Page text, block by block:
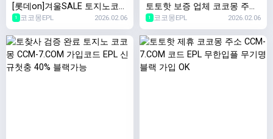
[롯데on]겨울SALE 토지노코코
몽 CCM-7.COM 가입코드:EPL
신규첫충40% 이사비 130만원
1 코코몽EPL 2026.02.06
토토핫 보증 업체 코코몽 주소
CCM-7.COM 코드 EPL 승인전
화X 무기명 가입
1 코코몽EPL 2026.02.06